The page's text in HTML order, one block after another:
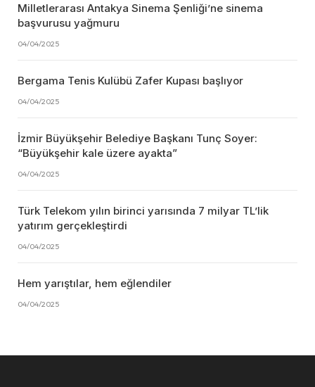
Milletlerarası Antakya Sinema Şenliği’ne sinema
başvurusu yağmuru
04/04/2025
Bergama Tenis Kulübü Zafer Kupası başlıyor
04/04/2025
İzmir Büyükşehir Belediye Başkanı Tunç Soyer:
“Büyükşehir kale üzere ayakta”
04/04/2025
Türk Telekom yılın birinci yarısında 7 milyar TL’lik
yatırım gerçekleştirdi
04/04/2025
Hem yarıştılar, hem eğlendiler
04/04/2025